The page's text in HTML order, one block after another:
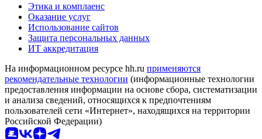
Этика и комплаенс
Оказание услуг
Использование сайтов
Защита персональных данных
ИТ аккредитация
На информационном ресурсе hh.ru применяются
рекомендательные технологии (информационные технологии
предоставления информации на основе сбора, систематизации
и анализа сведений, относящихся к предпочтениям
пользователей сети «Интернет», находящихся на территории
Российской Федерации)